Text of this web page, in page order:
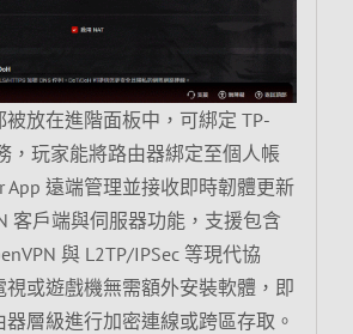
放在進階面板中，可綁定 TP-
，玩家能將路由器綁定至個人帳
App 遠端管理並接收即時韌體更新
客戶端與伺服器功能，支援包含
與 L2TP/IPSec 等現代協
視或遊戲機無需額外安裝軟體，即
層級進行加密連線或跨區存取。